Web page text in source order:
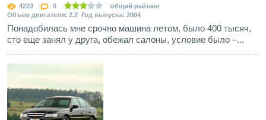
4223 0
общий рейтинг
Объем двигателя: 2.2 Год выпуска: 2004
Понадобилась мне срочно машина летом, было 400 тысяч,
сто еще занял у друга, обежал салоны, условие было –...